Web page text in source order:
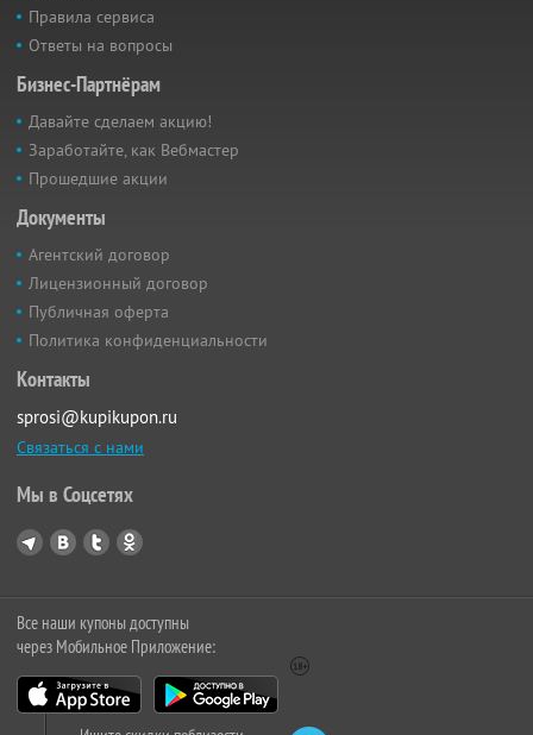
Правила сервиса
Ответы на вопросы
Бизнес-Партнёрам
Давайте сделаем акцию!
Заработайте, как Вебмастер
Прошедшие акции
Документы
Агентский договор
Лицензионный договор
Публичная оферта
Политика конфиденциальности
Контакты
sprosi@kupikupon.ru
Связаться с нами
Мы в Соцсетях
Все наши купоны доступны
через Мобильное Приложение: